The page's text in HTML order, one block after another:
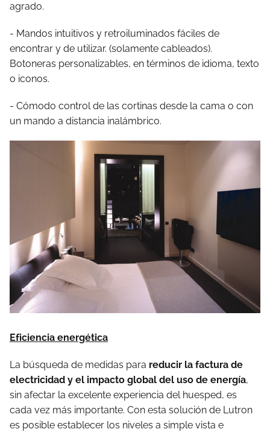
agrado.
- Mandos intuitivos y retroiluminados fáciles de
encontrar y de utilizar. (solamente cableados).
Botoneras personalizables, en términos de idioma, texto
o iconos.
- Cómodo control de las cortinas desde la cama o con
un mando a distancia inalámbrico.
Eficiencia energética
La búsqueda de medidas para reducir la factura de
electricidad y el impacto global del uso de energía,
sin afectar la excelente experiencia del huesped, es
cada vez más importante. Con esta solución de Lutron
es posible establecer los niveles a simple vista e